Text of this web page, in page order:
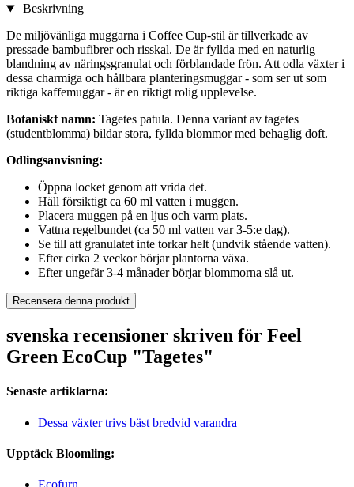
Beskrivning
De miljövänliga muggarna i Coffee Cup-stil är tillverkade av
pressade bambufibrer och risskal. De är fyllda med en naturlig
blandning av näringsgranulat och förblandade frön. Att odla växter i
dessa charmiga och hållbara planteringsmuggar - som ser ut som
riktiga kaffemuggar - är en riktigt rolig upplevelse.
Botaniskt namn: Tagetes patula. Denna variant av tagetes
(studentblomma) bildar stora, fyllda blommor med behaglig doft.
Odlingsanvisning:
Öppna locket genom att vrida det.
Häll försiktigt ca 60 ml vatten i muggen.
Placera muggen på en ljus och varm plats.
Vattna regelbundet (ca 50 ml vatten var 3-5:e dag).
Se till att granulatet inte torkar helt (undvik stående vatten).
Efter cirka 2 veckor börjar plantorna växa.
Efter ungefär 3-4 månader börjar blommorna slå ut.
Recensera denna produkt
svenska recensioner skriven för Feel
Green EcoCup "Tagetes"
Senaste artiklarna:
Dessa växter trivs bäst bredvid varandra
Upptäck Bloomling: